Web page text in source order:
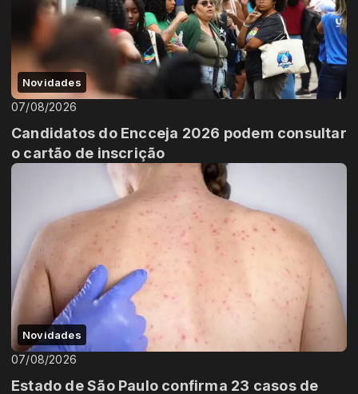
Novidades
07/08/2026
Candidatos do Encceja 2026 podem consultar
o cartão de inscrição
Novidades
07/08/2026
Estado de São Paulo confirma 23 casos de